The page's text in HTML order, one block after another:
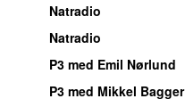
Natradio
Natradio
P3 med Emil Nørlund
P3 med Mikkel Bagger